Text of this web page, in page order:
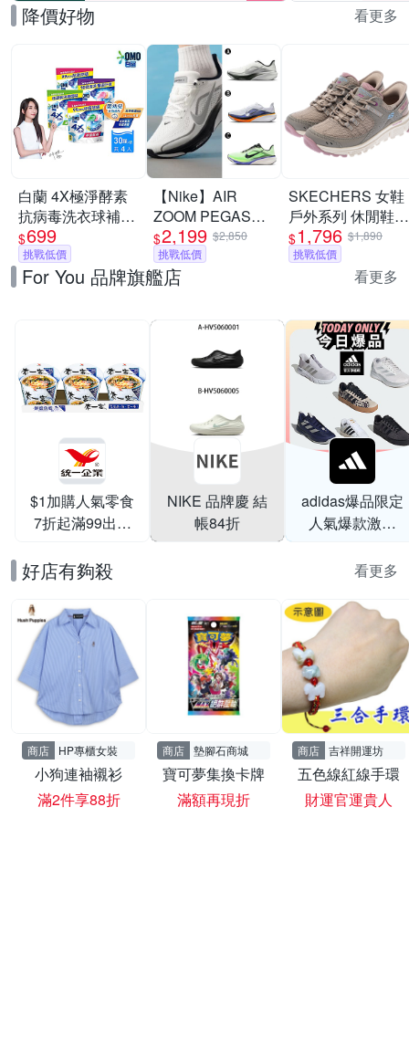
降價好物 看更多
白蘭 4X極淨酵素
抗病毒洗衣球補充
包(30顆/袋)_4入組
(三款任選)
$699
挑戰低價
【Nike】AIR
ZOOM PEGASUS
42 RR 慢跑鞋 運
動鞋 男 A-
II7210100 B-
款
$2,199 $2,850
挑戰低價
SKECHERS 女鞋
戶外系列 休閒鞋
瞬穿舒適科技
SUMMITS AT -
180270TPMT
$1,796 $1,890
挑戰低價
For You 品牌旗艦店 看更多
$1加購人氣零食
7折起滿99出貨
NIKE 品牌慶 結
帳84折
adidas爆品限定
人氣爆款激降
好店有夠殺 看更多
商店 HP專櫃女裝
小狗連袖襯衫
滿2件享88折
商店 墊腳石商城
寶可夢集換卡牌
滿額再現折
商店 吉祥開運坊
五色線紅線手環
財運官運貴人